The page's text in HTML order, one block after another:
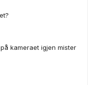
kameraet igjen mister